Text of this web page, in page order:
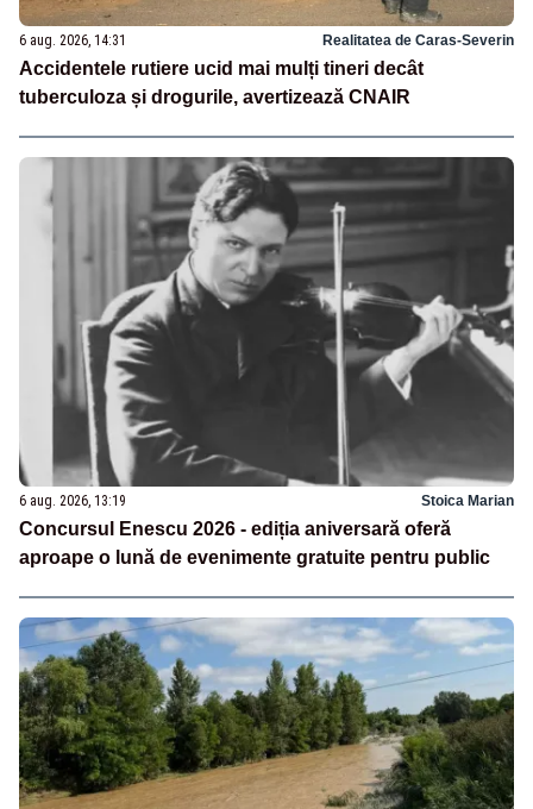
6 aug. 2026, 14:31 Realitatea de Caras-Severin
Accidentele rutiere ucid mai mulți tineri decât
tuberculoza și drogurile, avertizează CNAIR
6 aug. 2026, 13:19 Stoica Marian
Concursul Enescu 2026 - ediția aniversară oferă
aproape o lună de evenimente gratuite pentru public